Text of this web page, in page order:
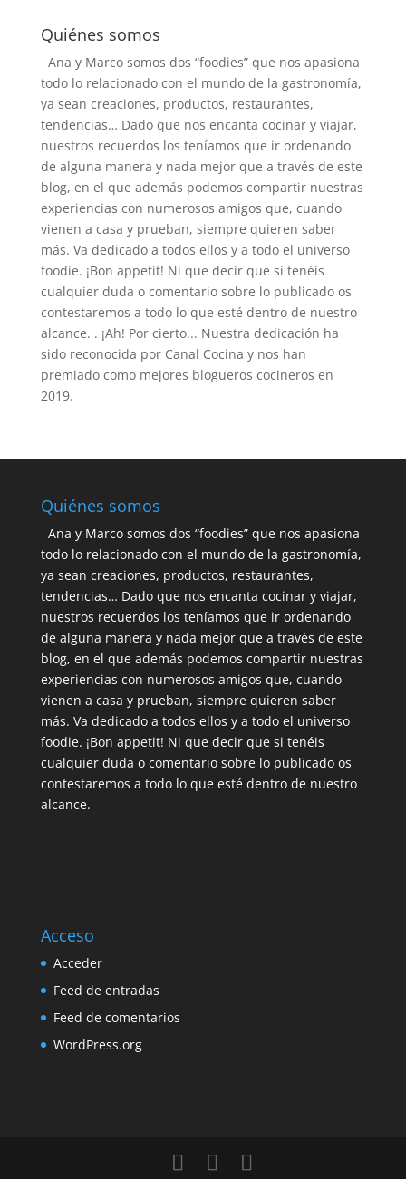
Quiénes somos
Ana y Marco somos dos “foodies” que nos apasiona
todo lo relacionado con el mundo de la gastronomía,
ya sean creaciones, productos, restaurantes,
tendencias… Dado que nos encanta cocinar y viajar,
nuestros recuerdos los teníamos que ir ordenando
de alguna manera y nada mejor que a través de este
blog, en el que además podemos compartir nuestras
experiencias con numerosos amigos que, cuando
vienen a casa y prueban, siempre quieren saber
más. Va dedicado a todos ellos y a todo el universo
foodie. ¡Bon appetit! Ni que decir que si tenéis
cualquier duda o comentario sobre lo publicado os
contestaremos a todo lo que esté dentro de nuestro
alcance. . ¡Ah! Por cierto... Nuestra dedicación ha
sido reconocida por Canal Cocina y nos han
premiado como mejores blogueros cocineros en
2019.
Quiénes somos
Ana y Marco somos dos “foodies” que nos apasiona
todo lo relacionado con el mundo de la gastronomía,
ya sean creaciones, productos, restaurantes,
tendencias… Dado que nos encanta cocinar y viajar,
nuestros recuerdos los teníamos que ir ordenando
de alguna manera y nada mejor que a través de este
blog, en el que además podemos compartir nuestras
experiencias con numerosos amigos que, cuando
vienen a casa y prueban, siempre quieren saber
más. Va dedicado a todos ellos y a todo el universo
foodie. ¡Bon appetit! Ni que decir que si tenéis
cualquier duda o comentario sobre lo publicado os
contestaremos a todo lo que esté dentro de nuestro
alcance.
Acceso
Acceder
Feed de entradas
Feed de comentarios
WordPress.org